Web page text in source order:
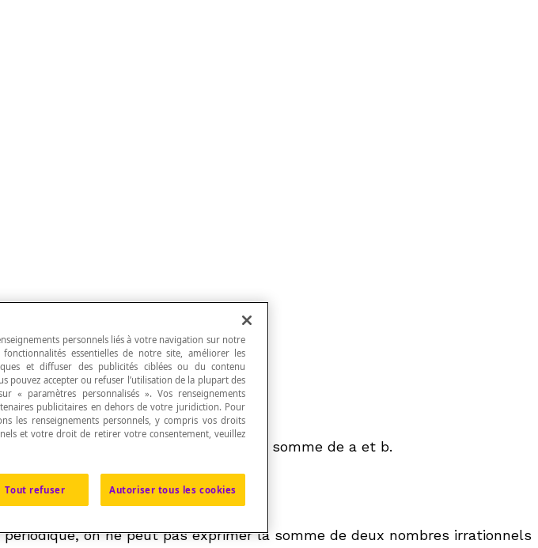
nombre irrationnel ( ) appelé la somme de a et b.
on ne peut pas exprimer la somme de deux nombres irrationnels
personnels liés à votre navigation sur notre
essentielles de notre site, améliorer les
et diffuser des publicités ciblées ou du contenu
pouvez accepter ou refuser l’utilisation de la plupart des
« paramètres personnalisés ». Vos renseignements
publicitaires en dehors de votre juridiction. Pour
les renseignements personnels, y compris vos droits
et votre droit de retirer votre consentement, veuillez
Tout refuser Autoriser tous les cookies